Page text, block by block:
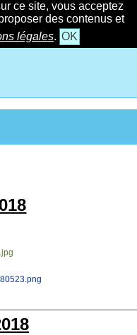
ce site, vous acceptez
des contenus et
légales. OK